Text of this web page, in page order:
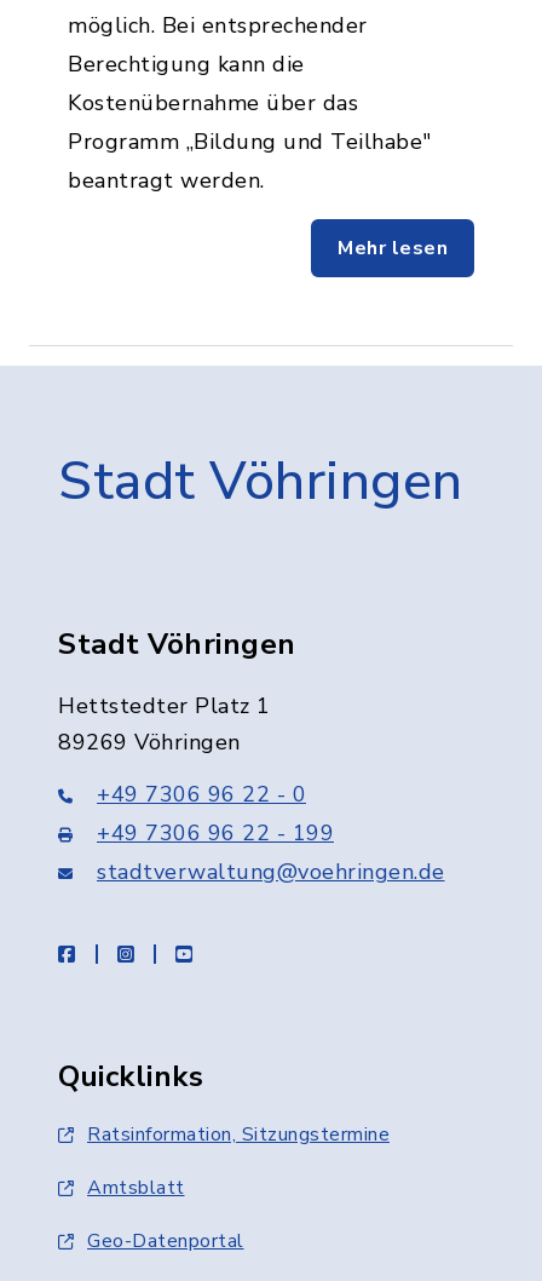
möglich. Bei entsprechender
Berechtigung kann die
Kostenübernahme über das
Programm „Bildung und Teilhabe"
beantragt werden.
Mehr lesen
Stadt Vöhringen
Stadt Vöhringen
Hettstedter Platz 1
89269 Vöhringen
+49 7306 96 22 - 0
+49 7306 96 22 - 199
stadtverwaltung@voehringen.de
facebookinstagramyoutube
Quicklinks
Ratsinformation, Sitzungstermine
Amtsblatt
Geo-Datenportal